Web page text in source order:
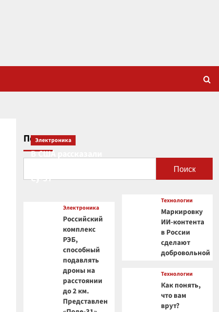
Поиск
Поиск
Электроника
В США рассказали
Су-57
Электроника
Российский
комплекс
РЭБ,
способный
подавлять
дроны на
расстоянии
до 2 км.
Представлен
Технологии
Маркировку
ИИ-контента
в России
сделают
добровольной
Технологии
Как понять,
что вам
врут?